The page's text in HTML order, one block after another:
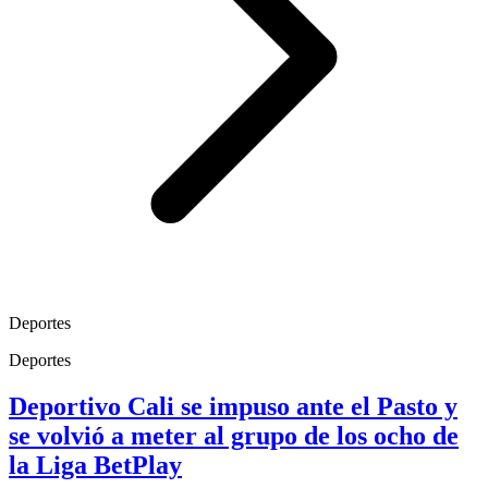
Deportes
Deportes
Deportivo Cali se impuso ante el Pasto y
se volvió a meter al grupo de los ocho de
la Liga BetPlay